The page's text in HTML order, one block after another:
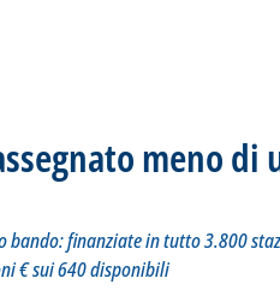
meno di
del secondo bando: finanziate in tutto
2024 alle 10.44.
bando: finanziate in tutto 3.800
€ sui 640 disponibili